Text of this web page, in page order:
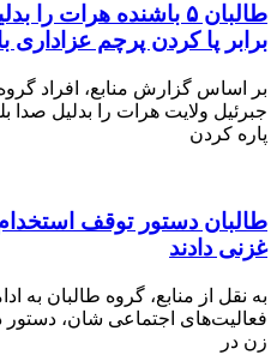
طالبان ۵ باشنده هرات را
پا کردن پرچم عزاداری
گزارش منابع، افراد گروه
ولایت هرات را بدلیل صدا بلند
دستور توقف استخدام
از منابع، گروه طالبان به ادامه
اجتماعی شان، دستور داده